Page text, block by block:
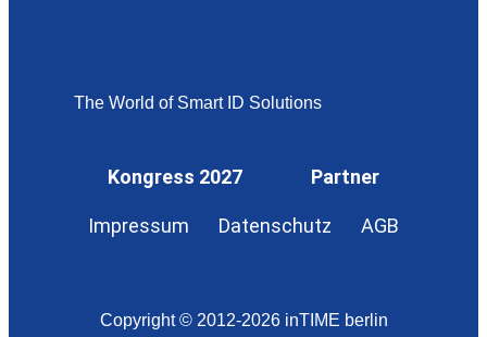
The World of Smart ID Solutions
Kongress 2027 Partner
Impressum Datenschutz AGB
Copyright © 2012-2026 inTIME berlin